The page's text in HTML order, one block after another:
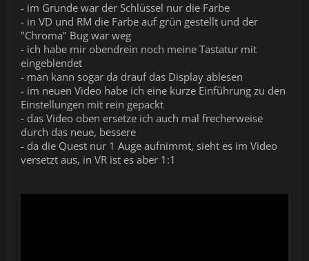
- im Grunde war der Schlüssel nur die Farbe
- in VD und RM die Farbe auf grün gestellt und der
"Chroma" Bug war weg
- ich habe mir obendrein noch meine Tastatur mit
eingeblendet
- man kann sogar da drauf das Display ablesen
- im neuen Video habe ich eine kurze Einführung zu den
Einstellungen mit rein gepackt
- das Video oben ersetze ich auch mal frecherweise
durch das neue, bessere
- da die Quest nur 1 Auge aufnimmt, sieht es im Video
versetzt aus, in VR ist es aber 1:1